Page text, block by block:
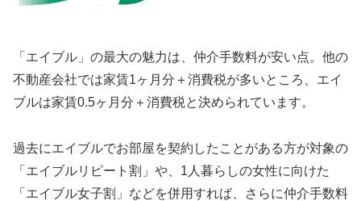
「エイブル」の最大の魅力は、仲介手数料が安い点。他の
不動産会社では家賃1ヶ月分＋消費税が多いところ、エイ
ブルは家賃0.5ヶ月分＋消費税と決められています。
過去にエイブルでお部屋を契約したことがある方が対象の
「エイブルリピート割」や、1人暮らしの女性に向けた
「エイブル女子割」などを併用すれば、さらに仲介手数料